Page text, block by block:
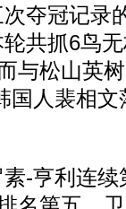
夺冠记录
共抓6鸟
与松山英
国人裴相
-亨利连续